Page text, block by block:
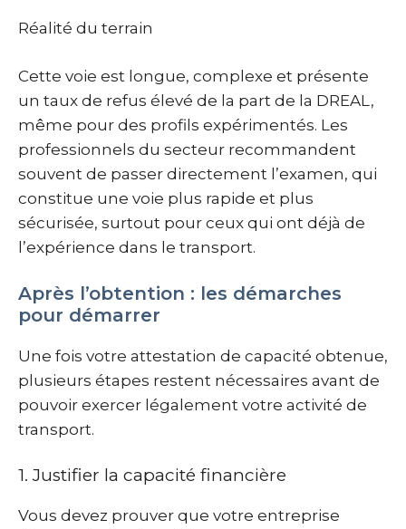
Réalité du terrain
Cette voie est longue, complexe et présente
un taux de refus élevé de la part de la DREAL,
même pour des profils expérimentés. Les
professionnels du secteur recommandent
souvent de passer directement l’examen, qui
constitue une voie plus rapide et plus
sécurisée, surtout pour ceux qui ont déjà de
l’expérience dans le transport.
Après l’obtention : les démarches
pour démarrer
Une fois votre attestation de capacité obtenue,
plusieurs étapes restent nécessaires avant de
pouvoir exercer légalement votre activité de
transport.
1. Justifier la capacité financière
Vous devez prouver que votre entreprise